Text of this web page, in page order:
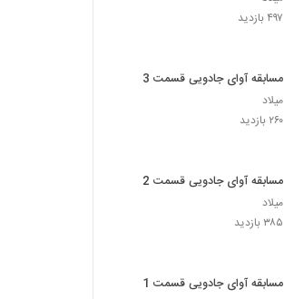
۴۹۷ بازدید
مسابقه آوای جادویی قسمت 3
میلاد
۲۶۰ بازدید
مسابقه آوای جادویی قسمت 2
میلاد
۳۸۵ بازدید
مسابقه آوای جادویی قسمت 1